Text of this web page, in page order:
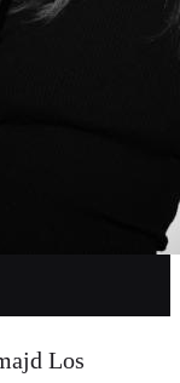
Los